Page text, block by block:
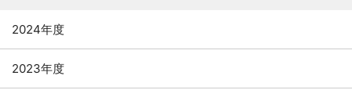
2024年度
2023年度